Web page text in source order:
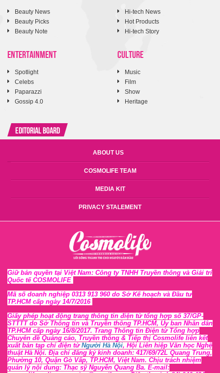
Beauty News
Beauty Picks
Beauty Note
Hi-tech News
Hot Products
Hi-tech Story
ENTERTAINMENT
Spotlight
Celebs
Paparazzi
Gossip 4.0
CULTURE
Music
Film
Show
Heritage
Editorial Board
ABOUT US
COSMOLIFE TEAM
MEDIA KIT
PRIVACY STALEMENT
Giữ bản quyền tại Việt Nam: Công ty TNHH Truyền thông và Giải trí
Quốc tế COSMOLIFE
Mã số doanh nghiệp 0313 913 960 do Sở Kế hoạch và Đầu tư
TP.HCM cấp ngày 14/7/2016
Giấy phép hoạt động trang thông tin điện tử tổng hợp số 37/GP-
STTTT do Sở Thông tin và Truyền thông TP.HCM, Ủy ban Nhân dân
TP.HCM cấp ngày 16/8/2017. Trang Thông tin Điện tử Tổng hợp
Chuyên đề Quảng cáo, Truyền thông & Tiếp thị Cosmolife liên kết
xuất bản tạp chí điện tử Người Hà Nội, Hội Liên hiệp Văn học Nghệ
thuật Hà Nội. Địa chỉ đăng ký kinh doanh: 417/69/72L Quang Trung,
Phường 10, Quận Gò Vấp, TP.HCM, Việt Nam. Chịu trách nhiệm
quản lý nội dung: Thạc sỹ Nguyễn Quang Ba. E-mail: